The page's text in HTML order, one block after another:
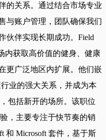
的关系。通过结合市场专业
与账户管理，团队确保我们
伙伴实现长期成功。Field
内获取高价值的健身、健康
更广泛地区内扩展。他们嵌
业的强大关系，并成为本
包括新开的场所。该职位
，主要专注于快节奏的销
和 Microsoft 套件，基于斯